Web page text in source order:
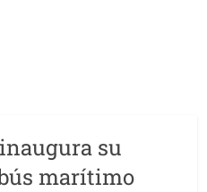
su
marítimo